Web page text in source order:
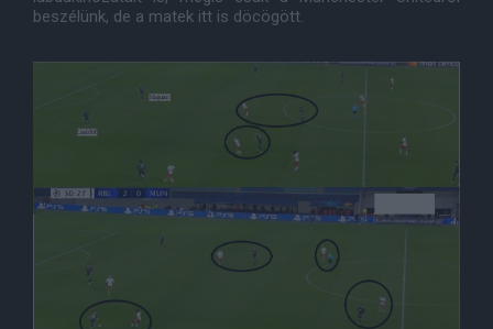
beszélünk, de a matek itt is döcögött.